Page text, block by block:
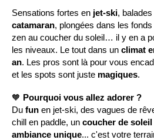
Sensations fortes en jet-ski,
catamaran, plongées dans les
zen au coucher du soleil… il y en a
les niveaux. Le tout dans un climat
an. Les pros sont là pour vous
et les spots sont juste magiques.
🧡 Pourquoi vous allez adorer ?
Du fun en jet-ski, des vagues de
chill en paddle, un coucher de soleil
ambiance unique... c'est votre